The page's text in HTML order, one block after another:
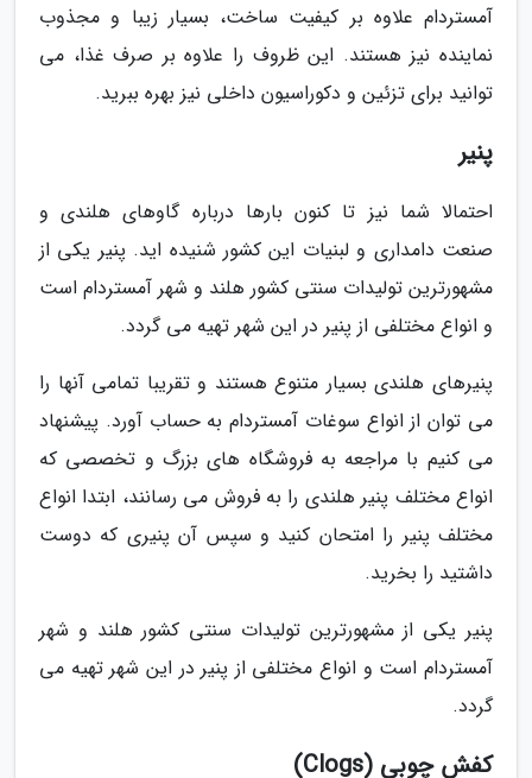
آمستردام علاوه بر کیفیت ساخت، بسیار زیبا و مجذوب
نماینده نیز هستند. این ظروف را علاوه بر صرف غذا، می
توانید برای تزئین و دکوراسیون داخلی نیز بهره ببرید.
پنیر
احتمالا شما نیز تا کنون بارها درباره گاوهای هلندی و
صنعت دامداری و لبنیات این کشور شنیده اید. پنیر یکی از
مشهورترین تولیدات سنتی کشور هلند و شهر آمستردام است
و انواع مختلفی از پنیر در این شهر تهیه می گردد.
پنیرهای هلندی بسیار متنوع هستند و تقریبا تمامی آنها را
می توان از انواع سوغات آمستردام به حساب آورد. پیشنهاد
می کنیم با مراجعه به فروشگاه های بزرگ و تخصصی که
انواع مختلف پنیر هلندی را به فروش می رسانند، ابتدا انواع
مختلف پنیر را امتحان کنید و سپس آن پنیری که دوست
داشتید را بخرید.
پنیر یکی از مشهورترین تولیدات سنتی کشور هلند و شهر
آمستردام است و انواع مختلفی از پنیر در این شهر تهیه می
گردد.
کفش چوبی (Clogs)